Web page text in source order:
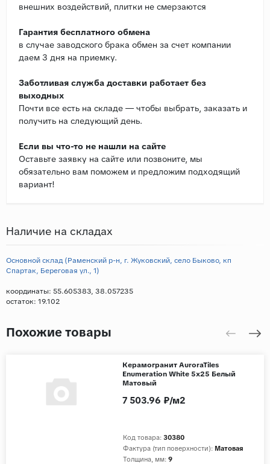
внешних воздействий, плитки не смерзаются
Гарантия бесплатного обмена
в случае заводского брака обмен за счет компании
даем 3 дня на приемку.
Заботливая служба доставки работает без
выходных
Почти все есть на складе — чтобы выбрать, заказать и
получить на следующий день.
Если вы что-то не нашли на сайте
Оставьте заявку на сайте или позвоните, мы
обязательно вам поможем и предложим подходящий
вариант!
Наличие на складах
Основной склад (Раменский р-н, г. Жуковский, село Быково, кп
Спартак, Береговая ул., 1)
координаты: 55.605383, 38.057235
остаток: 19.102
Похожие товары
Керамогранит AuroraTiles
Enumeration White 5x25 Белый
Матовый
Код товара: 30380
Фактура (тип поверхности): Матовая
Толщина, мм: 9
7 503.96 ₽/м2